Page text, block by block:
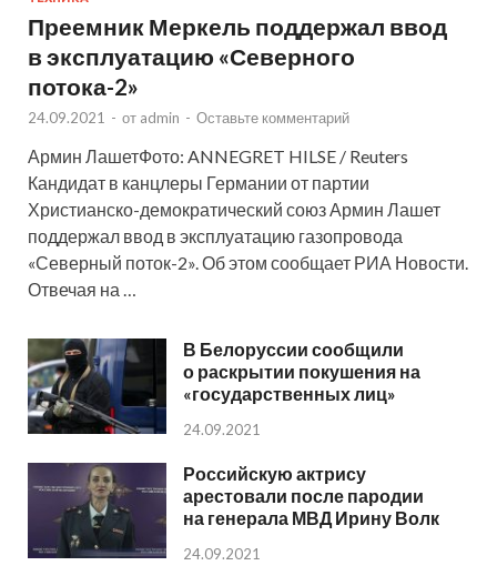
Преемник Меркель поддержал ввод
в эксплуатацию «Северного
потока-2»
24.09.2021 - от admin - Оставьте комментарий
Армин ЛашетФото: ANNEGRET HILSE / Reuters
Кандидат в канцлеры Германии от партии
Христианско-демократический союз Армин Лашет
поддержал ввод в эксплуатацию газопровода
«Северный поток-2». Об этом сообщает РИА Новости.
Отвечая на …
В Белоруссии сообщили
о раскрытии покушения на
«государственных лиц»
24.09.2021
Российскую актрису
арестовали после пародии
на генерала МВД Ирину Волк
24.09.2021